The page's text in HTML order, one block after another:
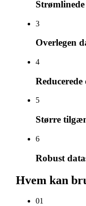
3
Overlegen
4
5
Større
6
Robust
Hvem kan
01